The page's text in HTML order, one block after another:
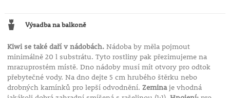
Výsadba na balkoně
Kiwi se také daří v nádobách.Nádoba by měla pojmout
minimálně 20 l substrátu. Tyto rostliny pak přezimujeme na
mrazuprostém místě. Dno nádoby musí mít otvory pro odtok
přebytečné vody. Na dno dejte 5 cm hrubého štěrku nebo
drobných kamínků pro lepší odvodnění. Zeminaje vhodná